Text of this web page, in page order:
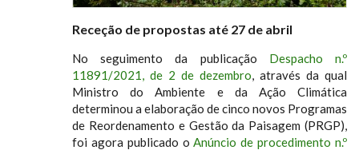
Receção de propostas até 27 de abril
No seguimento da publicação Despacho n.º
11891/2021, de 2 de dezembro, através da qual
Ministro do Ambiente e da Ação Climática
determinou a elaboração de cinco novos Programas
de Reordenamento e Gestão da Paisagem (PRGP),
foi agora publicado oAnúncio de procedimento n.º